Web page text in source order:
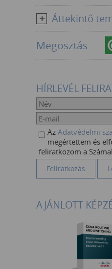
Áttekintő
Megosztás
HÍRLEVÉL
Az Adatvédelmi
megértettem és
feliratkozom a
AJÁNLOTT